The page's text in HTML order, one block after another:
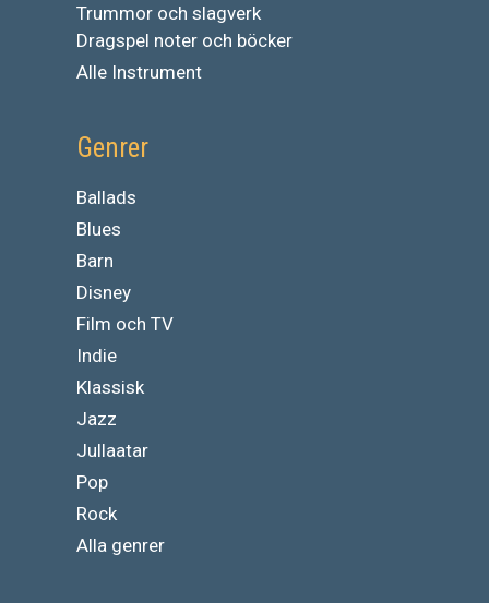
Trummor och slagverk
Dragspel noter och böcker
Alle Instrument
Genrer
Ballads
Blues
Barn
Disney
Film och TV
Indie
Klassisk
Jazz
Jullaatar
Pop
Rock
Alla genrer